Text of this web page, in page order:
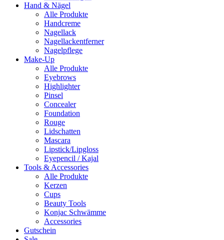
Hand & Nägel
Alle Produkte
Handcreme
Nagellack
Nagellackentferner
Nagelpflege
Make-Up
Alle Produkte
Eyebrows
Highlighter
Pinsel
Concealer
Foundation
Rouge
Lidschatten
Mascara
Lipstick/Lipgloss
Eyepencil / Kajal
Tools & Accessories
Alle Produkte
Kerzen
Cups
Beauty Tools
Konjac Schwämme
Accessories
Gutschein